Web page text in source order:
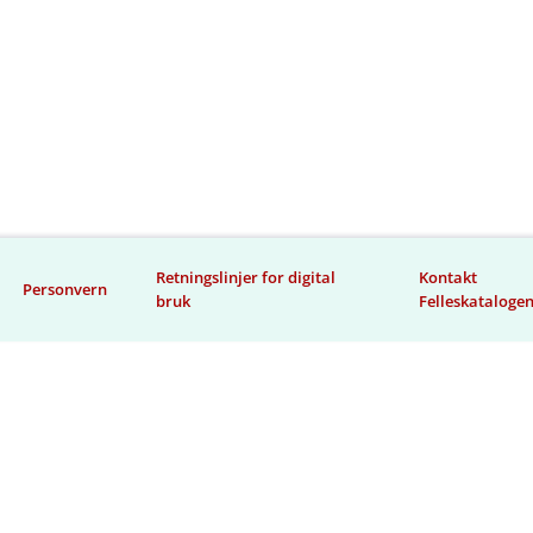
Personvern
Retningslinjer for digital
bruk
Kontakt
Felleskatalogen